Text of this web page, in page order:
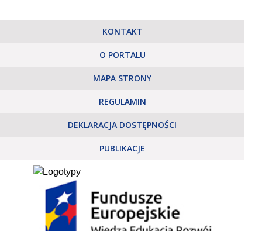
KONTAKT
O PORTALU
MAPA STRONY
REGULAMIN
DEKLARACJA DOSTĘPNOŚCI
PUBLIKACJE